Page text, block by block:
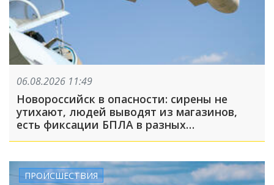
06.08.2026 11:49
Новороссийск в опасности: сирены не
утихают, людей выводят из магазинов,
есть фиксации БПЛА в разных
направлениях
ПРОИСШЕСТВИЯ